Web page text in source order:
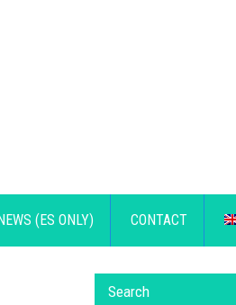
(ES ONLY) CONTACT
Search